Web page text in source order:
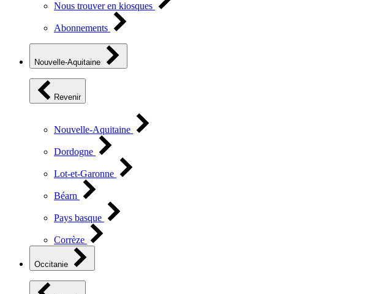
Nous trouver en kiosques
Abonnements
Nouvelle-Aquitaine
Revenir
Nouvelle-Aquitaine
Dordogne
Lot-et-Garonne
Béarn
Pays basque
Corrèze
Occitanie